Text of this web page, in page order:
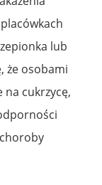
lub
że osobami
na cukrzycę,